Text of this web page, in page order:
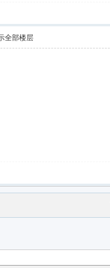
全部楼层